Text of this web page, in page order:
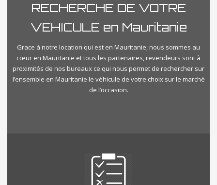
RECHERCHE DE VOTRE
VEHICULE en Mauritanie
Grace à notre location qui est en Mauritanie, nous sommes au
cœur en Mauritanie et tous les partenaires, revendeurs sont à
proximités de nos bureaux ce qui nous permet de rechercher sur
l’ensemble en Mauritanie le véhicule de votre choix sur le marché
de l’occasion.